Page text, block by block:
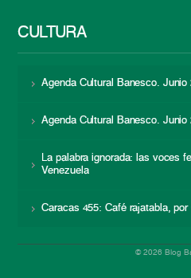
CULTURA
Agenda Cultural Banesco. Junio
Agenda Cultural Banesco. Junio
La palabra ignorada: las voces
Venezuela
Caracas 455: Café rajatabla,
© 2026 Blog